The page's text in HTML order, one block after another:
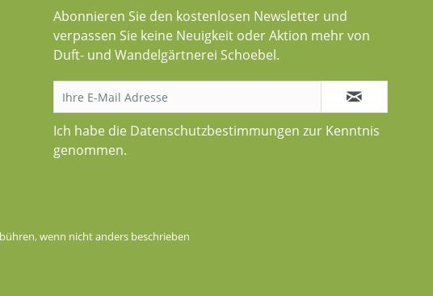
Abonnieren Sie den kostenlosen Newsletter und
verpassen Sie keine Neuigkeit oder Aktion mehr von
Duft- und Wandelgärtnerei Schoebel.
Ich habe die Datenschutzbestimmungen zur Kenntnis
genommen.
wenn nicht anders beschrieben